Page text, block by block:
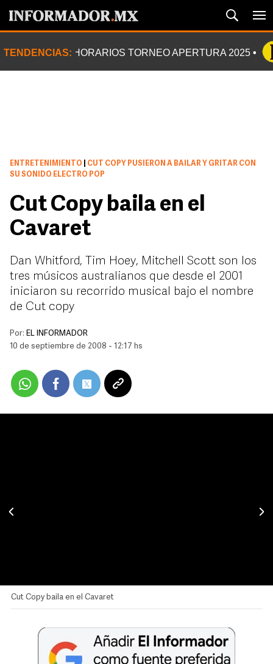
TENDENCIAS: HORARIOS TORNEO APERTURA 2025
ENTRETENIMIENTO
CUT COPY PUSIERON A BAILAR Y GRITAR CON
SU SONIDO ELECTRO POP
Cut Copy baila en el
Cavaret
Dan Whitford, Tim Hoey, Mitchell Scott son los
tres músicos australianos que desde el 2001
iniciaron su recorrido musical bajo el nombre
de Cut copy
Por: EL INFORMADOR
10 de septiembre de 2008 - 12:17 hs
Cut Copy baila en el Cavaret